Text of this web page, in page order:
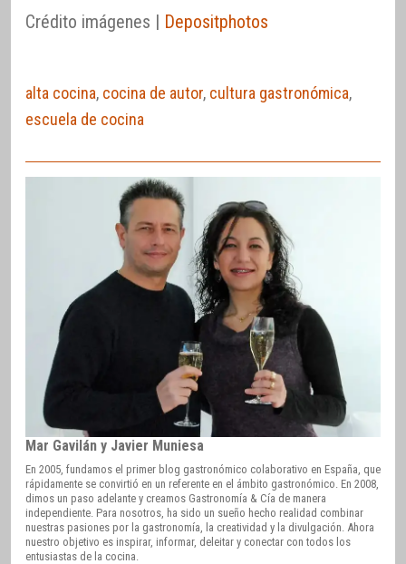
Crédito imágenes | Depositphotos
alta cocina, cocina de autor, cultura gastronómica,
escuela de cocina
Mar Gavilán y Javier Muniesa
En 2005, fundamos el primer blog gastronómico colaborativo en España, que
rápidamente se convirtió en un referente en el ámbito gastronómico. En 2008,
dimos un paso adelante y creamos Gastronomía & Cía de manera
independiente. Para nosotros, ha sido un sueño hecho realidad combinar
nuestras pasiones por la gastronomía, la creatividad y la divulgación. Ahora
nuestro objetivo es inspirar, informar, deleitar y conectar con todos los
entusiastas de la cocina.